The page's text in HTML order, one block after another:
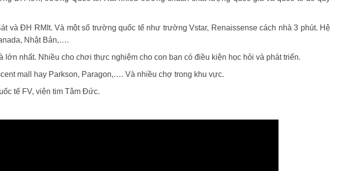
ĐH RMIt. Và một số trường quốc tế như trường Vstar, Renaissense cách nhà 3 phút. Hệ
Nhật Bản,….
nhất. Nhiều cho chơi thực nghiệm cho con bạn có điều kiện học hỏi và phát triển.
mall hay Parkson, Paragon,…. Và nhiều chợ trong khu vực.
tế FV, viện tim Tâm Đức.